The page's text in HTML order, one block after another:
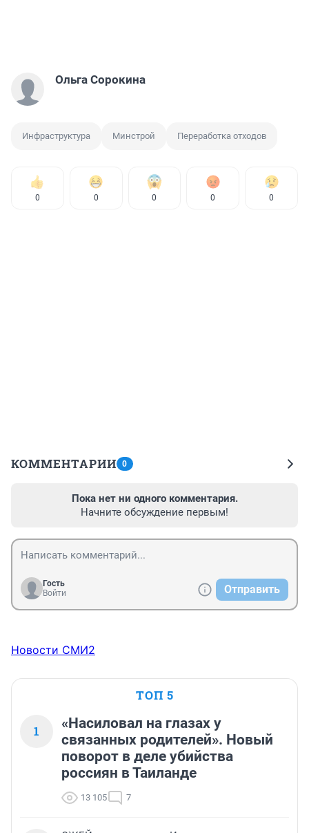
Ольга Сорокина
Инфраструктура Минстрой Переработка отходов
0 0 0 0 0
КОММЕНТАРИИ 0
Пока нет ни одного комментария.
Начните обсуждение первым!
Гость
Войти
Отправить
Новости СМИ2
ТОП 5
1
«Насиловал на глазах у
связанных родителей». Новый
поворот в деле убийства
россиян в Таиланде
13 105 7